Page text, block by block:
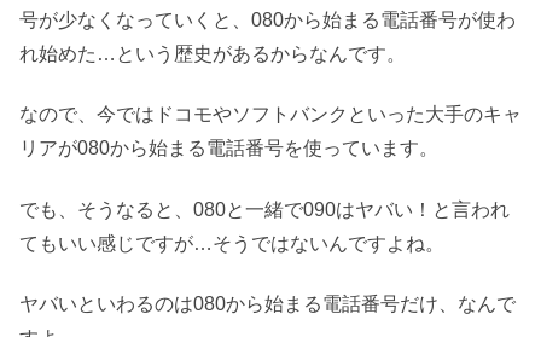
号が少なくなっていくと、080から始まる電話番号が使わ
れ始めた…という歴史があるからなんです。
なので、今ではドコモやソフトバンクといった大手のキャ
リアが080から始まる電話番号を使っています。
でも、そうなると、080と一緒で090はヤバい！と言われ
てもいい感じですが…そうではないんですよね。
ヤバいといわるのは080から始まる電話番号だけ、なんで